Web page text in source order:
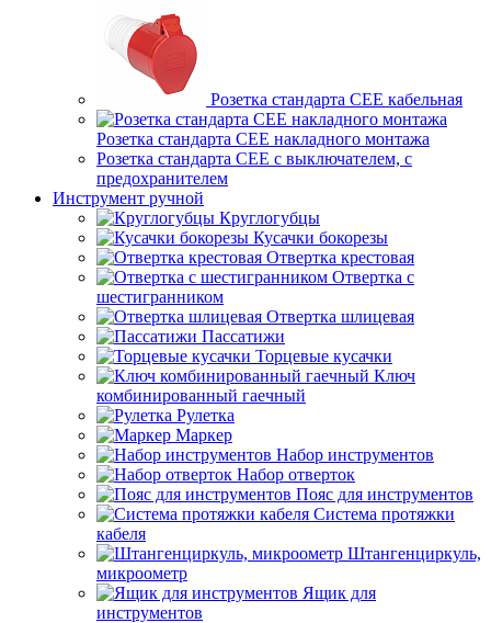
Розетка стандарта СЕЕ кабельная
Розетка стандарта СЕЕ накладного монтажа
Розетка стандарта СЕЕ с выключателем, с
предохранителем
Инструмент ручной
Круглогубцы
Кусачки бокорезы
Отвертка крестовая
Отвертка с
шестигранником
Отвертка шлицевая
Пассатижи
Торцевые кусачки
Ключ
комбинированный гаечный
Рулетка
Маркер
Набор инструментов
Набор отверток
Пояс для инструментов
Система протяжки
кабеля
Штангенциркуль,
микроометр
Ящик для
инструментов